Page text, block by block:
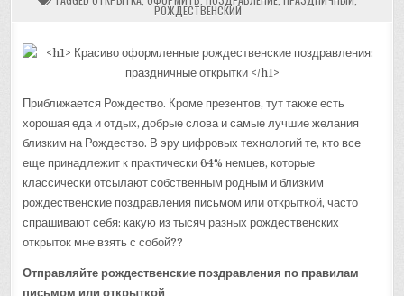
РОЖДЕСТВЕНСКИЙ
Приближается Рождество. Кроме презентов, тут также есть
хорошая еда и отдых, добрые слова и самые лучшие желания
близким на Рождество. В эру цифровых технологий те, кто все
еще принадлежит к практически 64% немцев, которые
классически отсылают собственным родным и близким
рождественские поздравления письмом или открыткой, часто
спрашивают себя: какую из тысяч разных рождественских
открыток мне взять с собой??
Отправляйте рождественские поздравления по правилам
письмом или открыткой